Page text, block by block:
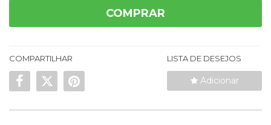
COMPRAR
COMPARTILHAR LISTA DE DESEJOS
Adicionar